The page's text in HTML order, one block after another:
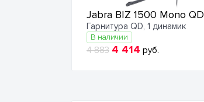
Jabra BIZ 1500 Mono QD
Гарнитура QD, 1 динамик
В наличии
4 883 4 414 руб.